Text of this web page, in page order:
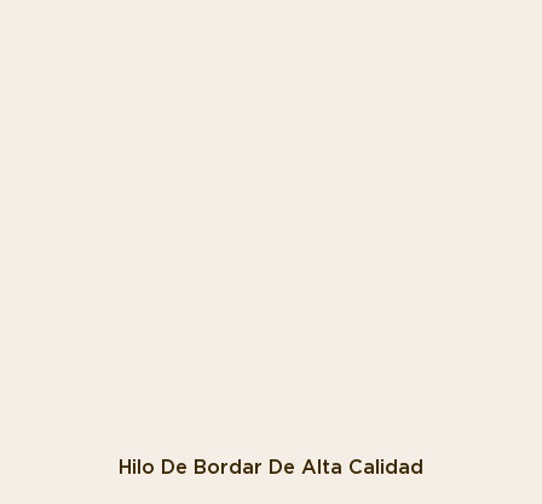
Hilo De Bordar De Alta Calidad